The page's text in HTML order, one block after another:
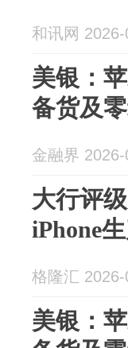
和讯网 2026-
美银：
备货及
金融界
大行评
iPhone
格隆汇 2026-
美银：